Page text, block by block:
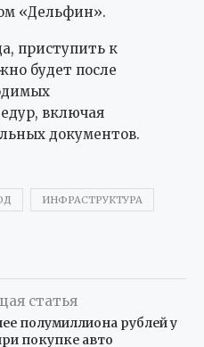
«Дельфин».
приступить к
будет после
включая
документов.
ИНФРАСТРУКТУРА
статья
полумиллиона рублей у
покупке авто